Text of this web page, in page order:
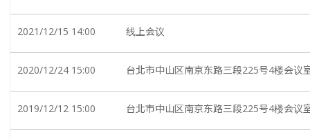
2021/12/15 14:00 线上会议
2020/12/24 15:00 台北市中山区南京东路三段225号4楼会议
2019/12/12 15:00 台北市中山区南京东路三段225号4楼会议